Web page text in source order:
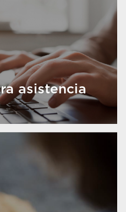
asistencia